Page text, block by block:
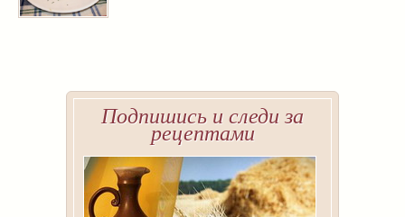
Подпишись и следи за
рецептами